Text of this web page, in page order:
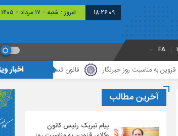
18:26:10 امروز : شنبه - ۱۷ مرداد - ۱۴۰۵
FA
اخبار روز خبرنگار قانون تسهیل به جای ایجاد اشتغال، بسیاری از
آخرین مطالب
پیام تبریک رئیس کانون